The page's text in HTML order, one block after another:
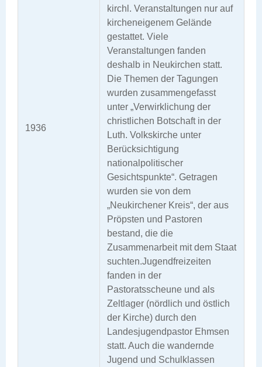
1936
kirchl. Veranstaltungen nur auf
kircheneigenem Gelände
gestattet. Viele
Veranstaltungen fanden
deshalb in Neukirchen statt.
Die Themen der Tagungen
wurden zusammengefasst
unter „Verwirklichung der
christlichen Botschaft in der
Luth. Volkskirche unter
Berücksichtigung
nationalpolitischer
Gesichtspunkte“. Getragen
wurden sie von dem
„Neukirchener Kreis“, der aus
Pröpsten und Pastoren
bestand, die die
Zusammenarbeit mit dem Staat
suchten.Jugendfreizeiten
fanden in der
Pastoratsscheune und als
Zeltlager (nördlich und östlich
der Kirche) durch den
Landesjugendpastor Ehmsen
statt. Auch die wandernde
Jugend und Schulklassen